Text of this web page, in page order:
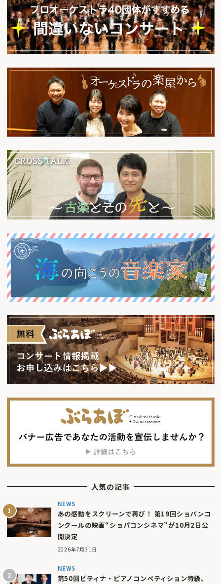
人気の記事
NEWS
あの感動をスクリーンで再び！ 第19回ショパンコ
ンクールの映画“ショパコンシネマ”が10月2日公
開決定
2026年7月31日
NEWS
第50回ピティナ・ピアノコンペティション特級、